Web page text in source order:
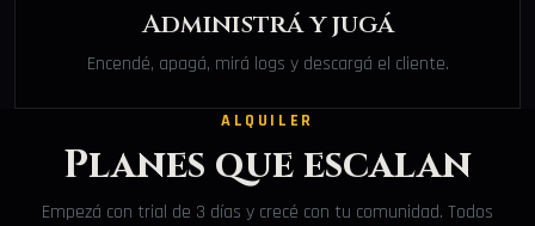
Administrá y jugá
Encendé, apagá, mirá logs y descargá el cliente.
ALQUILER
Planes que escalan
Empezá con trial de 3 días y crecé con tu comunidad. Todos